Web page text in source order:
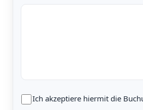
informieren
Ich akzeptiere hiermit die